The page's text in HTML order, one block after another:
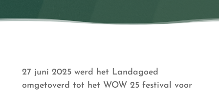
27 juni 2025 werd het Landagoed
omgetoverd tot het WOW 25 festival voor